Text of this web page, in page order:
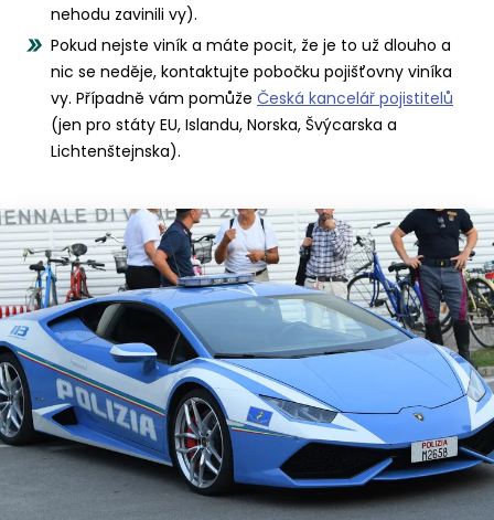
nehodu zavinili vy).
Pokud nejste viník a máte pocit, že je to už dlouho a
nic se neděje, kontaktujte pobočku pojišťovny viníka
vy. Případně vám pomůže Česká kancelář pojistitelů
(jen pro státy EU, Islandu, Norska, Švýcarska a
Lichtenštejnska).